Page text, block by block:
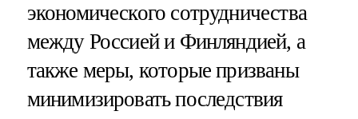
экономического сотрудничества
между Россией и Финляндией, а
также меры, которые призваны
минимизировать последствия